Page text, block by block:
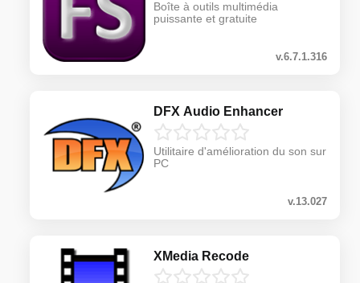
Boîte à outils multimédia
puissante et gratuite
v.6.7.1.316
DFX Audio Enhancer
Utilitaire d'amélioration du son sur
PC
v.13.027
XMedia Recode